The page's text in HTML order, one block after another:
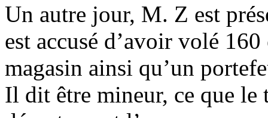
Un autre jour, M. Z est
est accusé d’avoir volé
magasin ainsi qu’un
Il dit être mineur, ce que le